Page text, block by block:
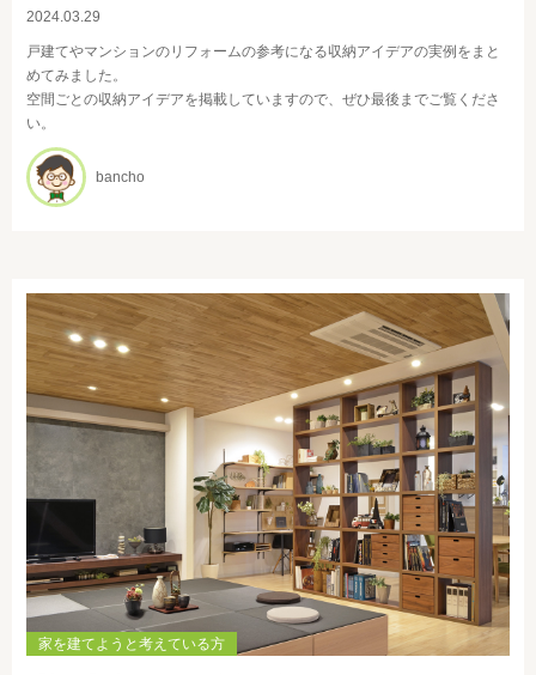
2024.03.29
戸建てやマンションのリフォームの参考になる収納アイデアの実例をまと
めてみました。
空間ごとの収納アイデアを掲載していますので、ぜひ最後までご覧くださ
い。
bancho
家を建てようと考えている方